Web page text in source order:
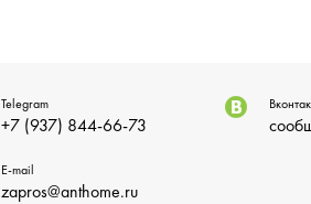
Telegram
+7 (937) 844-66-73
E-mail
zapros@anthome.ru